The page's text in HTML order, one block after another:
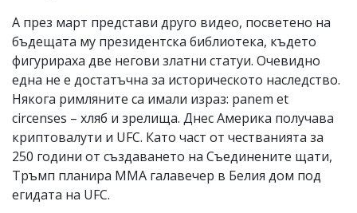
А през март представи друго видео, посветено на
бъдещата му президентска библиотека, където
фигурираха две негови златни статуи. Очевидно
една не е достатъчна за историческото наследство.
Някога римляните са имали израз: panem et
circenses – хляб и зрелища. Днес Америка получава
криптовалути и UFC. Като част от честванията за
250 години от създаването на Съединените щати,
Тръмп планира ММА галавечер в Белия дом под
егидата на UFC.